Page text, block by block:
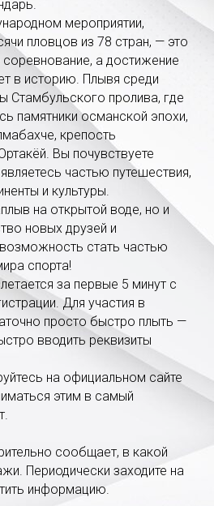
мероприятии,
пловцов из 78 стран, — это
а достижение
в историю. Плывя среди
Стамбульского пролива, где
памятники османской эпохи,
крепость
Вы почувствуете
частью путешествия,
и культуры.
на открытой воде, но и
новых друзей и
стать частью
спорта!
за первые 5 минут с
Для участия в
просто быстро плыть —
вводить реквизиты
на официальном сайте
этим в самый
сообщает, в какой
Периодически заходите на
информацию.